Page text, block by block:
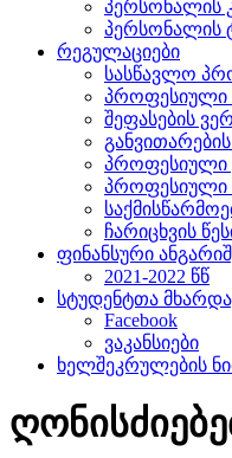
პერსონალის
პერსონალის
რეგულაციები
სასწავლო
პროფესიული
შეფასების
პროფესიული
პროფესიული
ჩარიცხვის
ფინანსური
2021-2022 წწ
სტუდენტთა
Facebook
ვაკანსიები
ხელშეკრულების